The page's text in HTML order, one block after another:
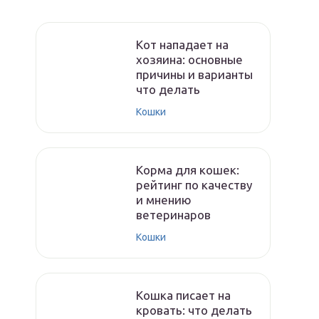
Кот нападает на
хозяина: основные
причины и варианты
что делать
Кошки
Корма для кошек:
рейтинг по качеству
и мнению
ветеринаров
Кошки
Кошка писает на
кровать: что делать